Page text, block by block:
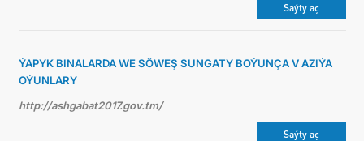
Saýty aç
ÝAPYK BINALARDA WE SÖWEŞ SUNGATY BOÝUNÇA V AZIÝA
OÝUNLARY
http://ashgabat2017.gov.tm/
Saýty aç